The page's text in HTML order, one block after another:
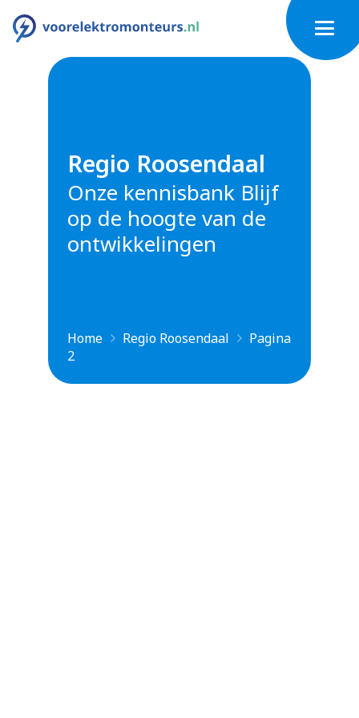
Regio Roosendaal
Onze kennisbank Blijf
op de hoogte van de
ontwikkelingen
Home Regio Roosendaal
Pagina
2